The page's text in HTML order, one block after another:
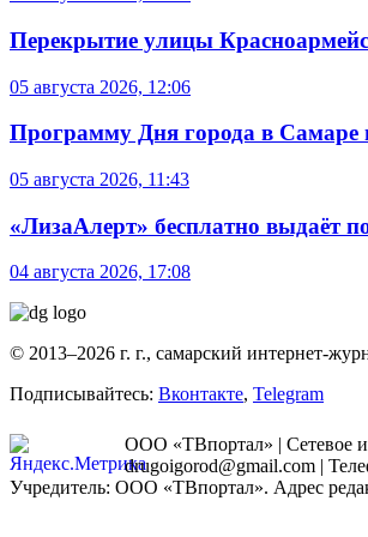
Перекрытие улицы
05 августа 2026, 12:06
Программу Дня города в Самаре
05 августа 2026, 11:43
«ЛизаАлерт» бесплатно выдаёт
04 августа 2026, 17:08
© 2013–2026 г. г., самарский интернет-
Подписывайтесь: Вконтакте, Telegram
ООО «ТВпортал» | Сетевое
drugoigorod@gmail.com |
Учредитель: ООО «ТВпортал». Адрес